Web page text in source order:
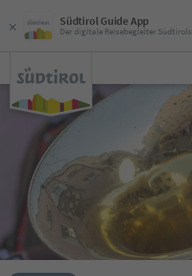
Südtirol Guide App
Der digitale Reisebegleiter Südtirols